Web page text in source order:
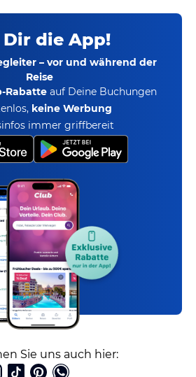
Dir die App!
– vor und während der
Reise
Rabatte auf Deine Buchungen
keine Werbung
immer griffbereit
Sie uns auch hier: